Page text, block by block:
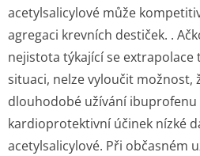
acetylsalicylové může
agregaci krevních destiček. .
nejistota týkající se
situaci, nelze vyloučit možnost,
dlouhodobé užívání
kardioprotektivní účinek nízké
acetylsalicylové. Při občasném